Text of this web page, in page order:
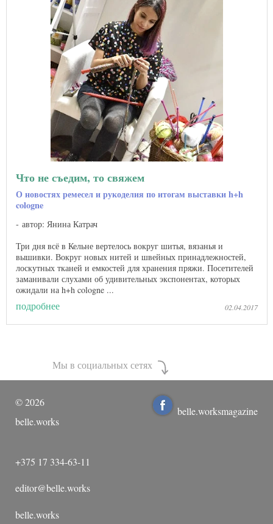
Что не съедим, то свяжем
О новостях ремесел и рукоделия по итогам выставки h+h
cologne
автор: Янина Катрач
Три дня всё в Кельне вертелось вокруг шитья, вязанья и
вышивки. Вокруг новых нитей и швейных принадлежностей,
лоскутных тканей и емкостей для хранения пряжи. Посетителей
заманивали слухами об удивительных экспонентах, которых
ожидали на h+h cologne ...
подробнее 02.04.2017
©2026
belle.works
+375 17 334-63-11
editor@belle.works
belle.works
Мы в социальных сетях
belle.worksmagazine